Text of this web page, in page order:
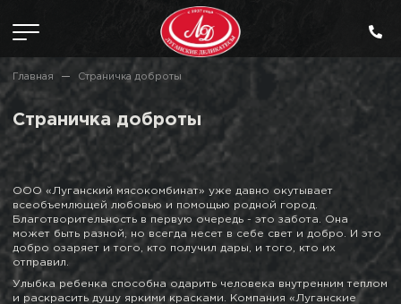
Главная Страничка доброты
Страничка доброты
ООО «Луганский мясокомбинат» уже давно окутывает
всеобъемлющей любовью и помощью родной город.
Благотворительность в первую очередь - это забота. Она
может быть разной, но всегда несет в себе свет и добро. И это
добро озаряет и того, кто получил дары, и того, кто их
отправил.
Улыбка ребенка способна одарить человека внутренним теплом
и раскрасить душу яркими красками. Компания «Луганские